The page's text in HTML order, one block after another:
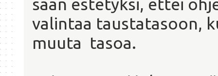
saan estetyksi, ettei
valintaa taustatasoon,
muuta tasoa.